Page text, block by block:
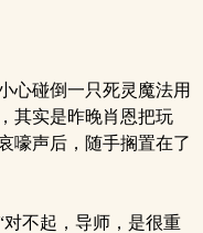
心碰倒一只死灵魔法用
其实是昨晚肖恩把玩
嚎声后，随手搁置在了
不起，导师，是很重